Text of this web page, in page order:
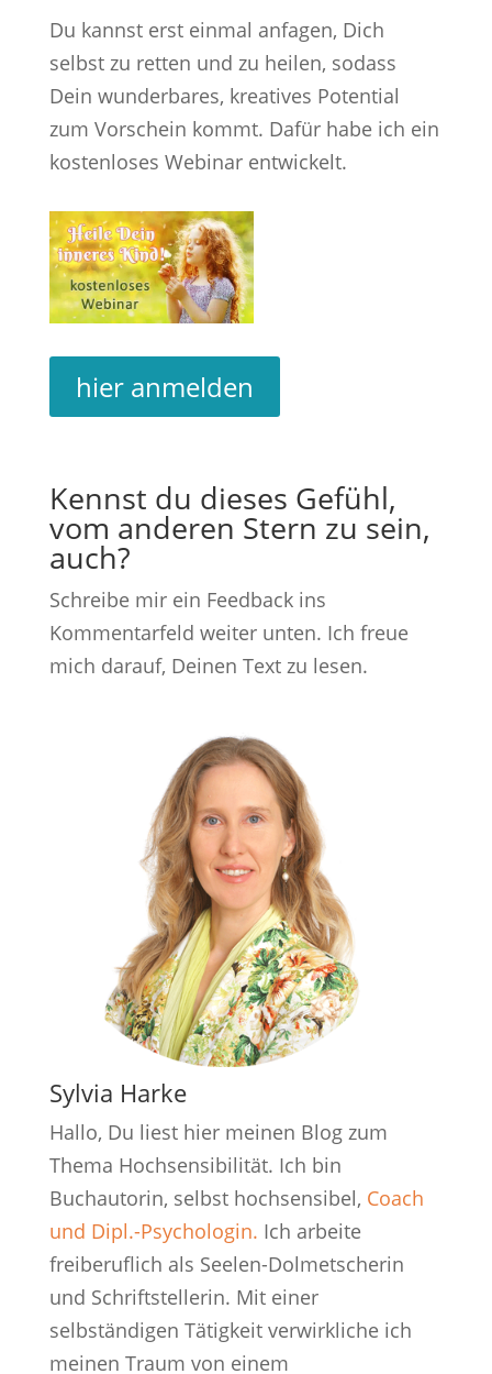
Du kannst erst einmal anfagen, Dich
selbst zu retten und zu heilen, sodass
Dein wunderbares, kreatives Potential
zum Vorschein kommt. Dafür habe ich ein
kostenloses Webinar entwickelt.
hier anmelden
Kennst du dieses Gefühl,
vom anderen Stern zu sein,
auch?
Schreibe mir ein Feedback ins
Kommentarfeld weiter unten. Ich freue
mich darauf, Deinen Text zu lesen.
Sylvia Harke
Hallo, Du liest hier meinen Blog zum
Thema Hochsensibilität. Ich bin
Buchautorin, selbst hochsensibel, Coach
und Dipl.-Psychologin. Ich arbeite
freiberuflich als Seelen-Dolmetscherin
und Schriftstellerin. Mit einer
selbständigen Tätigkeit verwirkliche ich
meinen Traum von einem